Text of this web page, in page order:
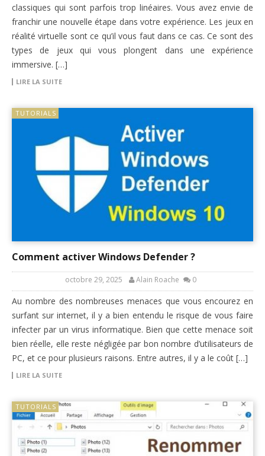
classiques qui sont parfois trop linéaires. Vous avez envie de
franchir une nouvelle étape dans votre expérience. Les jeux en
réalité virtuelle sont ce qu’il vous faut dans ce cas. Ce sont des
types de jeux qui vous plongent dans une expérience
immersive. […]
LIRE LA SUITE
TUTORIALS
Comment activer Windows Defender ?
octobre 29, 2025 Alain Roache 0
Au nombre des nombreuses menaces que vous encourez en
surfant sur internet, il y a bien entendu le risque de vous faire
infecter par un virus informatique. Bien que cette menace soit
bien réelle, elle reste négligée par bon nombre d’utilisateurs de
PC, et ce pour plusieurs raisons. Entre autres, il y a le coût […]
LIRE LA SUITE
TUTORIALS